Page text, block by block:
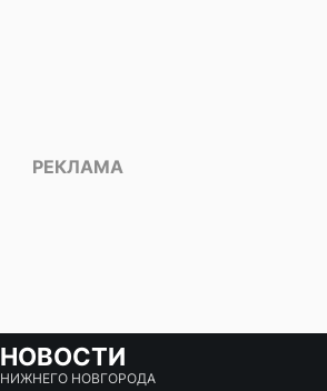
НОВОСТИ
НИЖНЕГО НОВГОРОДА